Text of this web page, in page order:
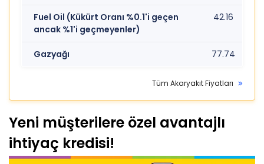
Fuel Oil (Kükürt Oranı %0.1'i geçen
ancak %1'i geçmeyenler)
42.16
Gazyağı 77.74
Tüm Akaryakıt Fiyatları
Yeni müşterilere özel avantajlı
ihtiyaç kredisi!